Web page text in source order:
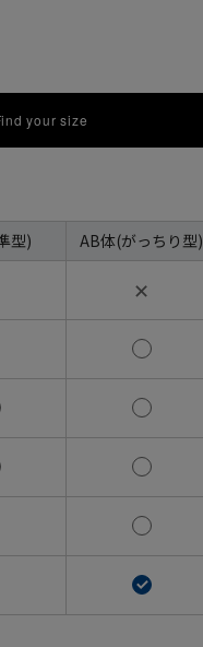
your size
型) AB体(がっちり型)
✕